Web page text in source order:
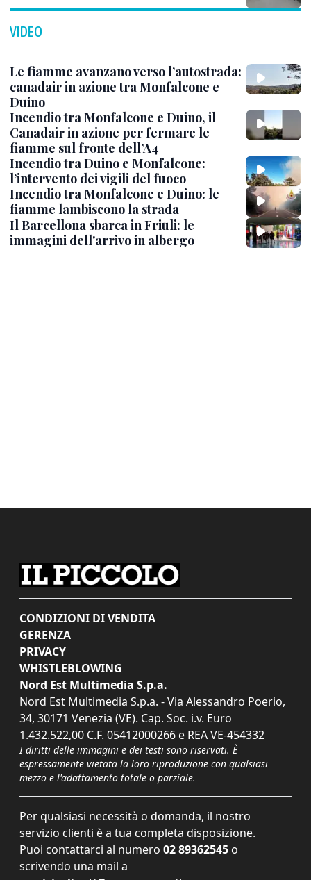
VIDEO
Le fiamme avanzano verso l’autostrada:
canadair in azione tra Monfalcone e
Duino
Incendio tra Monfalcone e Duino, il
Canadair in azione per fermare le
fiamme sul fronte dell’A4
Incendio tra Duino e Monfalcone:
l’intervento dei vigili del fuoco
Incendio tra Monfalcone e Duino: le
fiamme lambiscono la strada
Il Barcellona sbarca in Friuli: le
immagini dell'arrivo in albergo
CONDIZIONI DI VENDITA
GERENZA
PRIVACY
WHISTLEBLOWING
Nord Est Multimedia S.p.a.
Nord Est Multimedia S.p.a. - Via Alessandro Poerio,
34, 30171 Venezia (VE). Cap. Soc. i.v. Euro
1.432.522,00 C.F. 05412000266 e REA VE-454332
I diritti delle immagini e dei testi sono riservati. È
espressamente vietata la loro riproduzione con qualsiasi
mezzo e l'adattamento totale o parziale.
Per qualsiasi necessità o domanda, il nostro
servizio clienti è a tua completa disposizione.
Puoi contattarci al numero 02 89362545 o
scrivendo una mail a